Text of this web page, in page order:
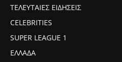
ΤΕΛΕΥΤΑΙΕΣ ΕΙΔΗΣΕΙΣ
CELEBRITIES
SUPER LEAGUE 1
ΕΛΛΑΔΑ